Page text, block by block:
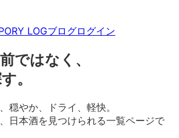
LOGブログログイン
ではなく、
。
穏やか、ドライ、軽快。
日本酒を見つけられる一覧ページで